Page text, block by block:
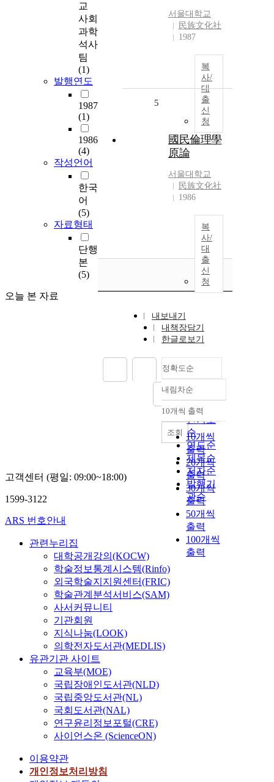
교
사회
과학
석사
팀
(1)
발행연도
1987
(1)
1986
(4)
작성언어
한국
어
(5)
자료형태
단행
본
(5)
오늘 본 자료
서울대학교
民族文化社
1987
복
사/
대
출
신
청
5
國民倫理學
原論
서울대학교
民族文化社
1986
복
사/
대
출
신
청
내보내기
내책장담기
한글로보기
정확도순
정확도
순
인기도
순
연도순
제목순
저자순
발행기
관순
내림차순
내림차순
10개씩 출력
10개씩
출력
20개씩
출력
30개씩
출력
50개씩
출력
100개씩
출력
조회
고객센터 (평일: 09:00~18:00)
1599-3122
ARS 번호안내
관련누리집
대학공개강의(KOCW)
학술정보통계시스템(Rinfo)
외국학술지지원센터(FRIC)
학술관계분석서비스(SAM)
사서커뮤니티
기관회원
지식나눔(LOOK)
의학전자도서관(MEDLIS)
유관기관 사이트
교육부(MOE)
국립장애인도서관(NLD)
국립중앙도서관(NL)
국회도서관(NAL)
연구윤리정보포털(CRE)
사이언스온 (ScienceON)
이용약관
개인정보처리방침